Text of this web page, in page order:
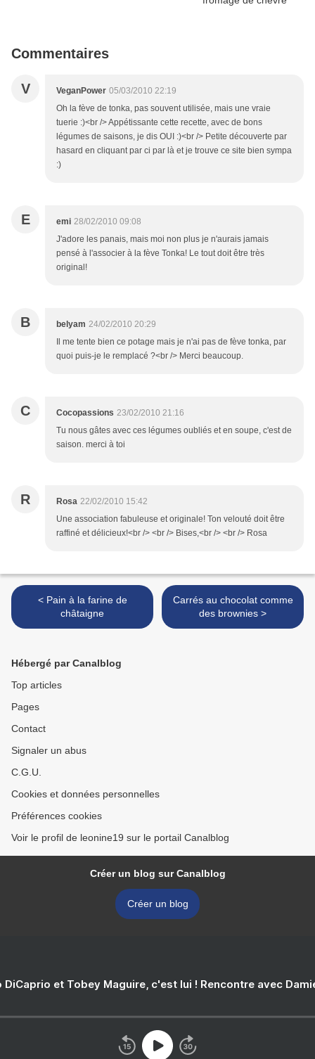
Commentaires
V VeganPower 05/03/2010 22:19
Oh la fève de tonka, pas souvent utilisée, mais une vraie
tuerie :)<br /> Appétissante cette recette, avec de bons
légumes de saisons, je dis OUI :)<br /> Petite découverte par
hasard en cliquant par ci par là et je trouve ce site bien sympa
:)
E emi 28/02/2010 09:08
J'adore les panais, mais moi non plus je n'aurais jamais
pensé à l'associer à la fève Tonka! Le tout doit être très
original!
B belyam 24/02/2010 20:29
Il me tente bien ce potage mais je n'ai pas de fève tonka, par
quoi puis-je le remplacé ?<br /> Merci beaucoup.
C Cocopassions 23/02/2010 21:16
Tu nous gâtes avec ces légumes oubliés et en soupe, c'est de
saison. merci à toi
R Rosa 22/02/2010 15:42
Une association fabuleuse et originale! Ton velouté doit être
raffiné et délicieux!<br /> <br /> Bises,<br /> <br /> Rosa
< Pain à la farine de
châtaigne
Carrés au chocolat comme
des brownies >
Hébergé par Canalblog
Top articles
Pages
Contact
Signaler un abus
C.G.U.
Cookies et données personnelles
Préférences cookies
Voir le profil de leonine19 sur le portail Canalblog
Créer un blog sur Canalblog
Créer un blog
DiCaprio et Tobey Maguire, c'est lui ! Rencontre avec